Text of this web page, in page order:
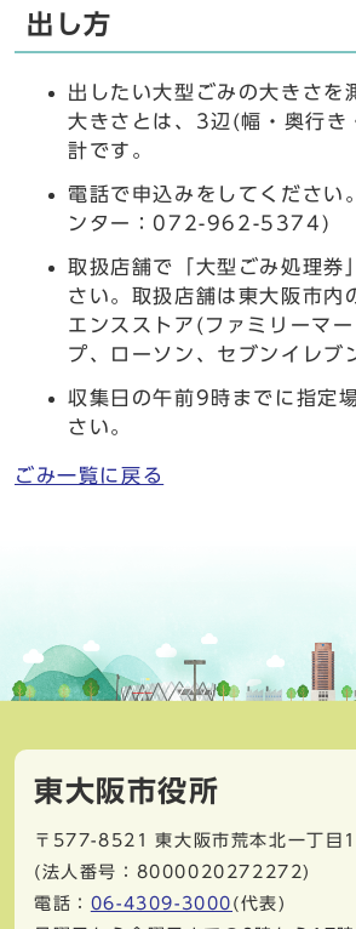
出し方
出したい大型ごみの大きさを
大きさとは、3辺(幅・奥行き
計です。
電話で申込みをしてください
ンター：072-962-5374)
取扱店舗で「大型ごみ処理券
さい。取扱店舗は東大阪市内
エンスストア(ファミリーマ
プ、ローソン、セブンイレブ
収集日の午前9時までに指定
さい。
ごみ一覧に戻る
東大阪市役所
〒577-8521
東大阪市荒本北一丁目
(法人番号：8000020272272)
電話： 06-4309-3000 (代表)